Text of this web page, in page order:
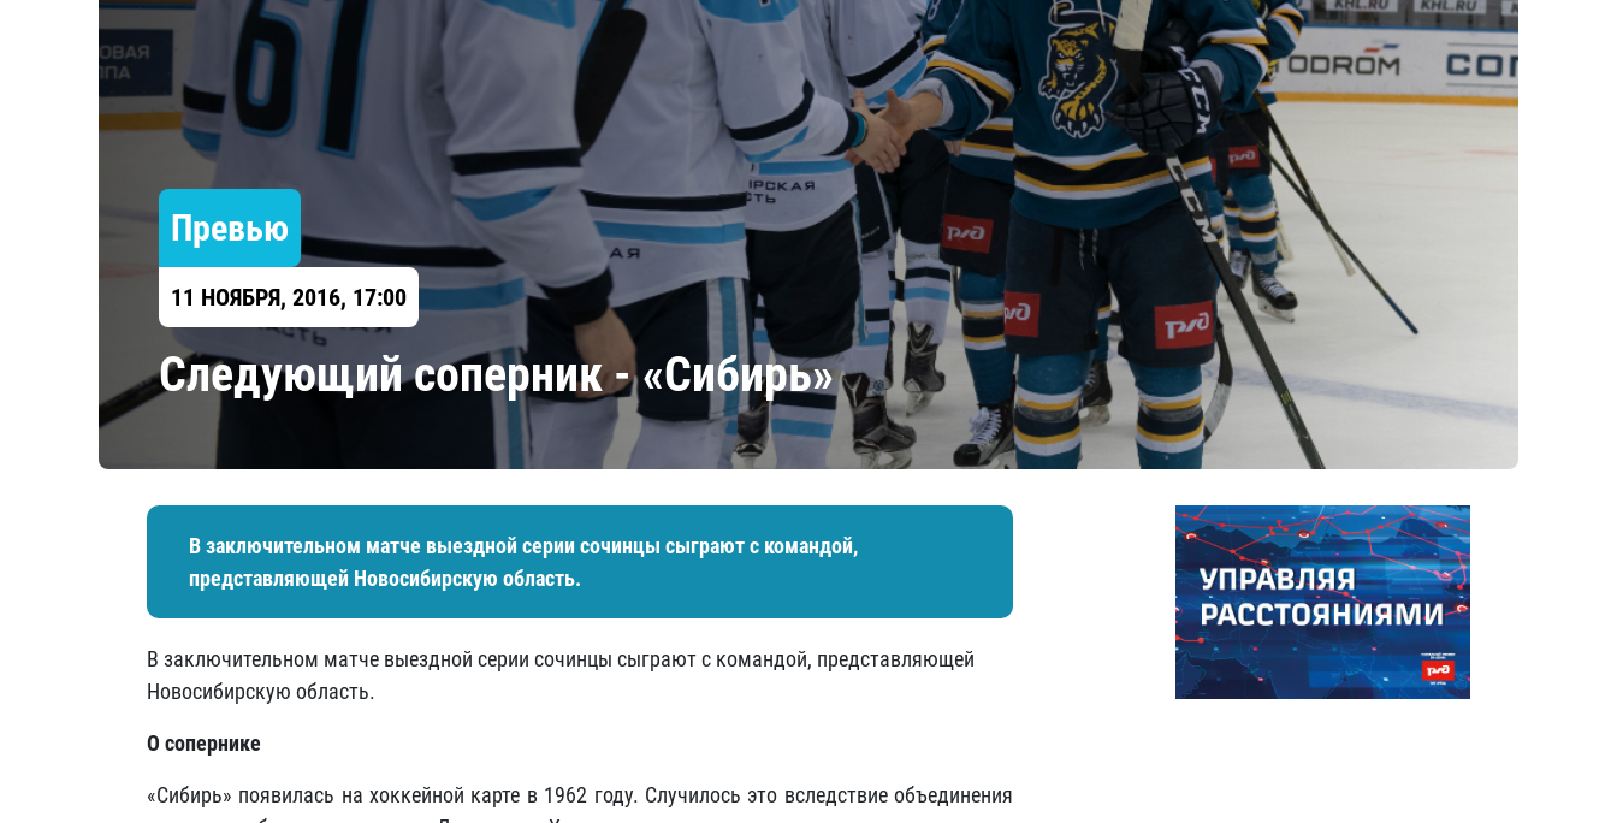
Локомотив
Северсталь
Шанхайские Драконы
Амур
Барыс
Салават Юлаев
Превью
11 НОЯБРЯ, 2016, 17:00
Следующий соперник - ​«Сибирь»
В заключительном матче выездной серии сочинцы сыграют с командой,
представляющей Новосибирскую область.
В заключительном матче выездной серии сочинцы сыграют с командой, представляющей
Новосибирскую область.
О сопернике
«Сибирь» появилась на хоккейной карте в 1962 году. Случилось это вследствие объединения